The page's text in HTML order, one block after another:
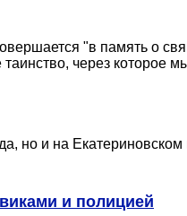
"в память о
через которое
но и на
и полицией